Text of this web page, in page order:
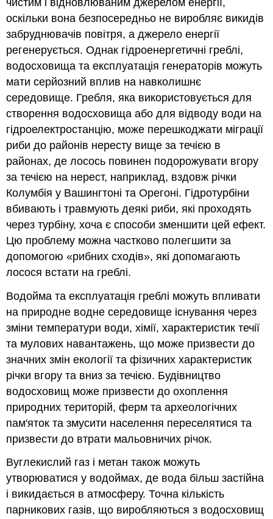
оскільки вона безпосередньо не виробляє викидів
забруднювачів повітря, а джерело енергії
регенерується. Однак гідроенергетичні греблі,
водосховища та експлуатація генераторів можуть
мати серйозний вплив на навколишнє
середовище. Гребля, яка використовується для
створення водосховища або для відводу води на
гідроелектростанцію, може перешкоджати міграції
риби до районів нересту вище за течією в
районах, де лосось повинен подорожувати вгору
за течією на нерест, наприклад, вздовж річки
Колумбія у Вашингтоні та Орегоні. Гідротурбіни
вбивають і травмують деякі риби, які проходять
через турбіну, хоча є способи зменшити цей ефект.
Цю проблему можна частково полегшити за
допомогою «рибних сходів», які допомагають
лосося встати на греблі.
Водойма та експлуатація греблі можуть впливати
на природне водне середовище існування через
зміни температури води, хімії, характеристик течії
та мулових навантажень, що може призвести до
значних змін екології та фізичних характеристик
річки вгору та вниз за течією. Будівництво
водосховищ може призвести до охоплення
природних територій, ферм та археологічних
пам'яток та змусити населення переселятися та
призвести до втрати мальовничих річок.
Вуглекислий газ і метан також можуть
утворюватися у водоймах, де вода більш застійна
і викидається в атмосферу. Точна кількість
парникових газів, що виробляються з водосховищ